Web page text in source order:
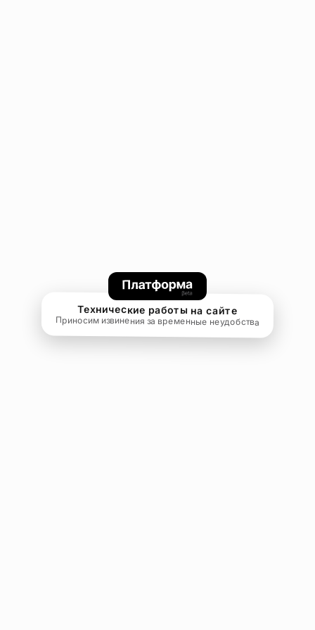
Технические работы на сайте
Приносим извинения за временные неудобства